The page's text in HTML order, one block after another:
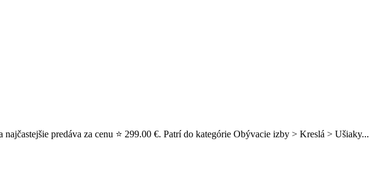
predáva za cenu ⭐ 299.00 €. Patrí do kategórie Obývacie izby > Kreslá > Ušiaky...